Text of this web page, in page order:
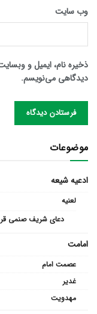
وب‌ سایت
ذخیره نام، ایمیل و
دیدگاهی می‌نویسم.
موضوعات
ادعیه شیعه
لعنیه
دعای شریف صنمی
امامت
عصمت امام
غدیر
مهدویت